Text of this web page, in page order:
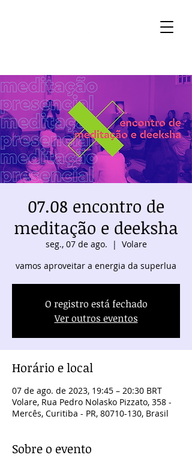
07.08 encontro de
meditação e deeksha
seg., 07 de ago.
  |
Volare
vamos aproveitar a energia da superlua
O registro está fechado
Ver outros eventos
Horário e local
07 de ago. de 2023, 19:45 – 20:30 BRT
Volare, Rua Pedro Nolasko Pizzato, 358 -
Mercês, Curitiba - PR, 80710-130, Brasil
Sobre o evento